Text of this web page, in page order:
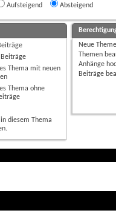
Aufsteigend
Absteigend
Thema mit neuen
Thema ohne
diesem Thema
Neue
Themen
Anhänge
Beiträge